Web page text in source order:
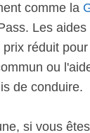
comme la
Les
réduit
ou
de conduire.
si vous